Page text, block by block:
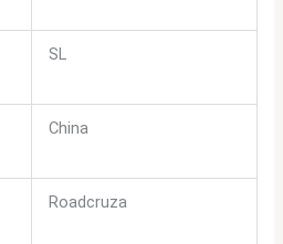
SL
China
Roadcruza